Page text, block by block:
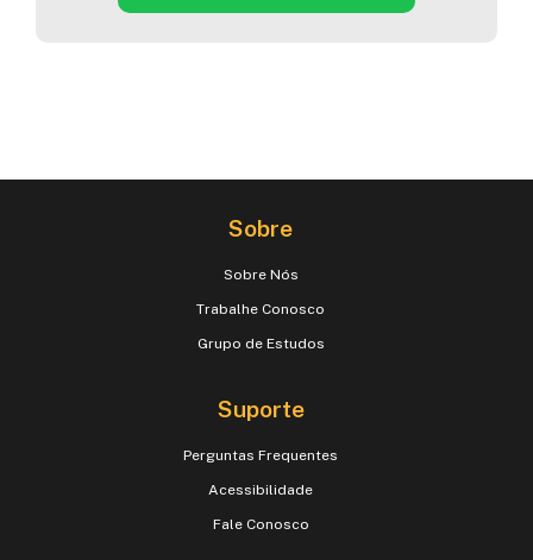
Sobre
Sobre Nós
Trabalhe Conosco
Grupo de Estudos
Suporte
Perguntas Frequentes
Acessibilidade
Fale Conosco